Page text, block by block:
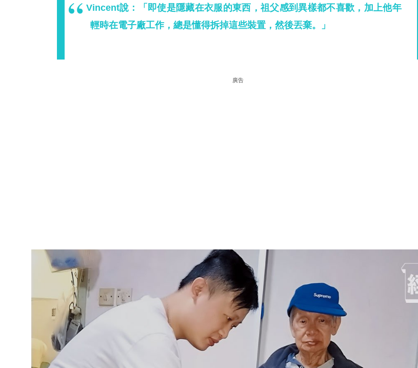
Vincent說：「即使是隱藏在衣服的東西，祖父感到異樣都不喜歡，加上他年
輕時在電子廠工作，總是懂得拆掉這些裝置，然後丟棄。」
廣告